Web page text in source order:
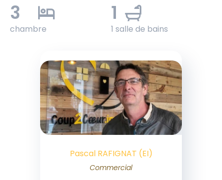
3
chambre
1
1 salle de bains
Pascal RAFIGNAT (EI)
Commercial